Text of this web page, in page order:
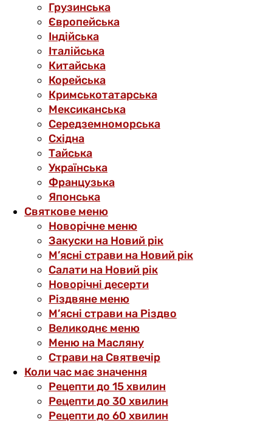
Грузинська
Європейська
Індійська
Італійська
Китайська
Корейська
Кримськотатарська
Мексиканська
Середземноморська
Східна
Тайська
Українська
Французька
Японська
Святкове меню
Новорічне меню
Закуски на Новий рік
М’ясні страви на Новий рік
Салати на Новий рік
Новорічні десерти
Різдвяне меню
М’ясні страви на Різдво
Великоднє меню
Меню на Масляну
Страви на Святвечір
Коли час має значення
Рецепти до 15 хвилин
Рецепти до 30 хвилин
Рецепти до 60 хвилин